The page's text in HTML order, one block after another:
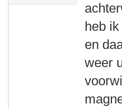
heb
en
weer